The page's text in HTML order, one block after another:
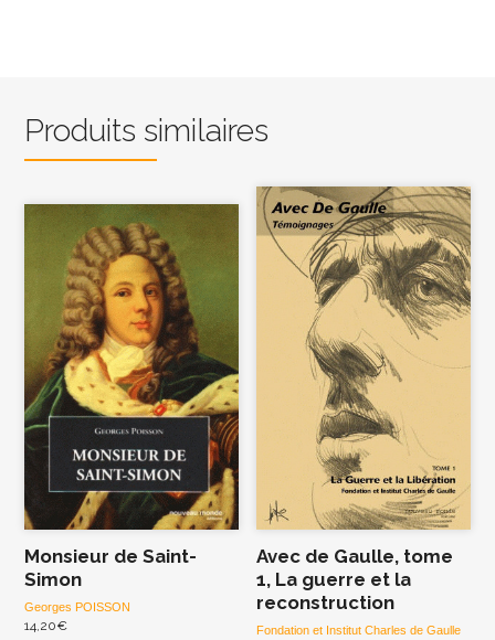
Produits similaires
Monsieur de Saint-
Simon
Georges POISSON
14,20€
Avec de Gaulle, tome
1, La guerre et la
reconstruction
Fondation et Institut Charles de Gaulle